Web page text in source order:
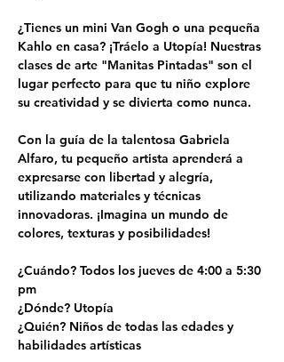
¿Tienes un mini Van Gogh o una pequeña
Kahlo en casa? ¡Tráelo a Utopía! Nuestras
clases de arte "Manitas Pintadas" son el
lugar perfecto para que tu niño explore
su creatividad y se divierta como nunca.
Con la guía de la talentosa Gabriela
Alfaro, tu pequeño artista aprenderá a
expresarse con libertad y alegría,
utilizando materiales y técnicas
innovadoras. ¡Imagina un mundo de
colores, texturas y posibilidades!
¿Cuándo? Todos los jueves de 4:00 a 5:30
pm
¿Dónde? Utopía
¿Quién? Niños de todas las edades y
habilidades artísticas